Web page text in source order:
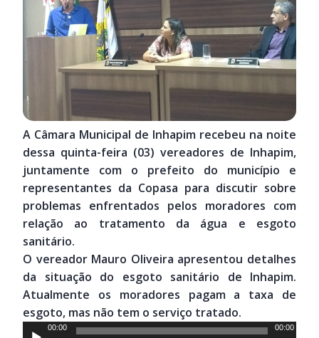
A Câmara Municipal de Inhapim recebeu na noite
dessa quinta-feira (03) vereadores de Inhapim,
juntamente com o prefeito do município e
representantes da Copasa para discutir sobre
problemas enfrentados pelos moradores com
relação ao tratamento da água e esgoto
sanitário.
O vereador Mauro Oliveira apresentou detalhes
da situação do esgoto sanitário de Inhapim.
Atualmente os moradores pagam a taxa de
esgoto, mas não tem o serviço tratado.
Tocador
00:00 00:00